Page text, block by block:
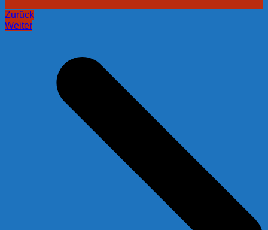
Zurück
Weiter